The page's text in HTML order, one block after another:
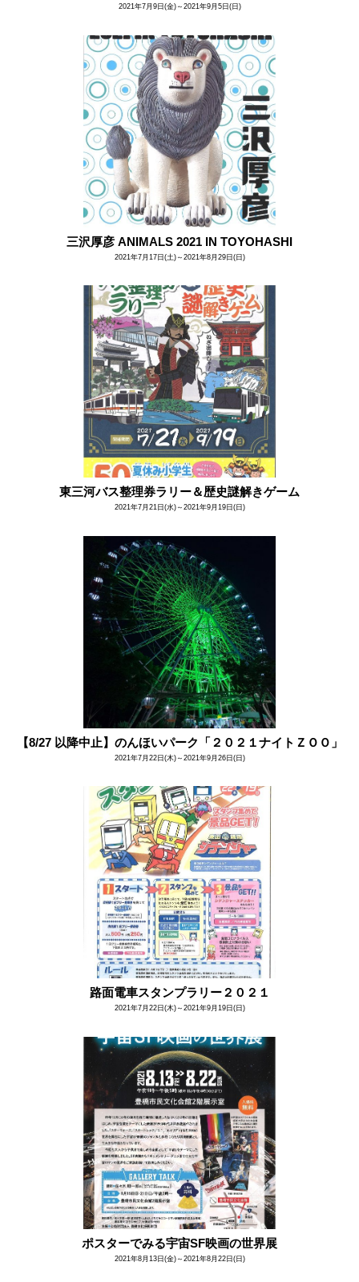
2021年7月9日(金)～2021年9月5日(日)
三沢厚彦 ANIMALS 2021 IN TOYOHASHI
2021年7月17日(土)～2021年8月29日(日)
東三河バス整理券ラリー＆歴史謎解きゲーム
2021年7月21日(水)～2021年9月19日(日)
【8/27 以降中止】のんほいパーク「２０２１ナイトＺＯＯ」
2021年7月22日(木)～2021年9月26日(日)
路面電車スタンプラリー２０２１
2021年7月22日(木)～2021年9月19日(日)
ポスターでみる宇宙SF映画の世界展
2021年8月13日(金)～2021年8月22日(日)